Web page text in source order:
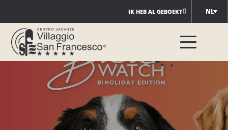
naar
de
inhoud
IK HEB AL GEBOEKT NL